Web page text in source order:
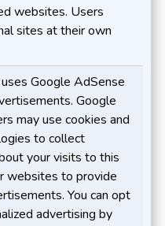
websites. Users
sites at their own
Google AdSense
Google
may use cookies and
to collect
your visits to this
websites to provide
You can opt
advertising by